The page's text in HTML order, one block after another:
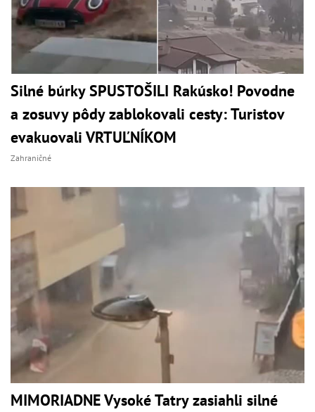
Silné búrky SPUSTOŠILI Rakúsko! Povodne
a zosuvy pôdy zablokovali cesty: Turistov
evakuovali VRTUĽNÍKOM
Zahraničné
MIMORIADNE Vysoké Tatry zasiahli silné